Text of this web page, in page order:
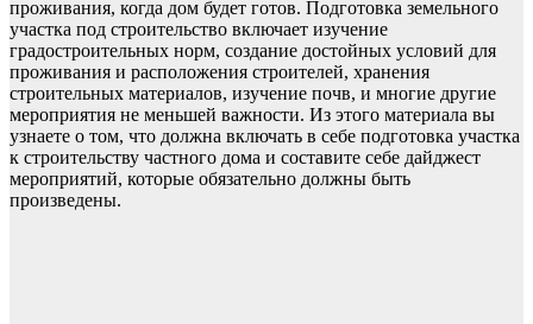
проживания, когда дом будет готов. Подготовка земельного
участка под строительство включает изучение
градостроительных норм, создание достойных условий для
проживания и расположения строителей, хранения
строительных материалов, изучение почв, и многие другие
мероприятия не меньшей важности. Из этого материала вы
узнаете о том, что должна включать в себе подготовка участка
к строительству частного дома и составите себе дайджест
мероприятий, которые обязательно должны быть
произведены.